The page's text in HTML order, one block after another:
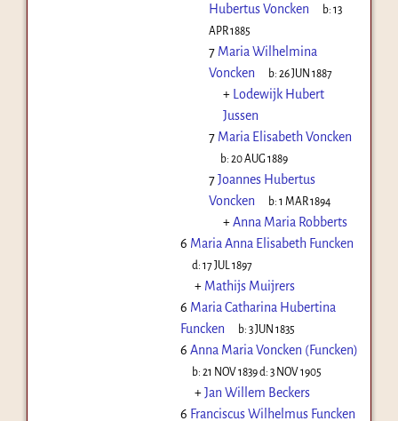
Hubertus Voncken
b:13
APR 1885
7 Maria Wilhelmina
Voncken
b:26 JUN 1887
+ Lodewijk Hubert
Jussen
7 Maria Elisabeth Voncken
b:20 AUG 1889
7Joannes Hubertus
Voncken
b:1 MAR 1894
+Anna Maria Robberts
6 Maria Anna Elisabeth Funcken
d:17 JUL 1897
+ Mathijs Muijrers
6 Maria Catharina Hubertina
Funcken
b:3 JUN 1835
6 Anna Maria Voncken (Funcken)
b:21 NOV 1839d:3 NOV 1905
+Jan Willem Beckers
6 Franciscus Wilhelmus Funcken